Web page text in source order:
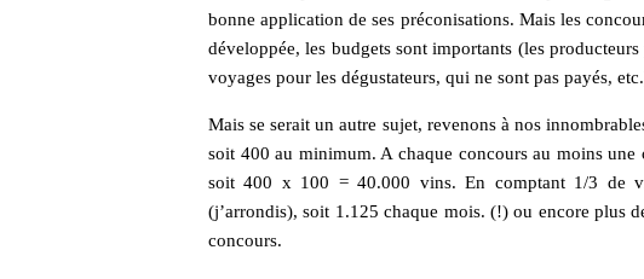
bonne application de ses préconisations. Mais les
développée, les budgets sont importants (les
voyages pour les dégustateurs, qui ne sont pas payés,
Mais se serait un autre sujet, revenons à nos
soit 400 au minimum. A chaque concours au moins
soit 400 x 100 = 40.000 vins. En comptant 1/3 de
(j’arrondis), soit 1.125 chaque mois. (!) ou encore plus
concours.